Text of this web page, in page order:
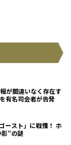
が間違いなく存在す
有名司会者が告発
ースト」に戦慄！ ホ
”の謎